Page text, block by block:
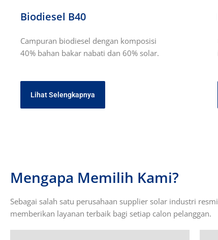
Biodiesel B40
Campuran biodiesel dengan komposisi
40% bahan bakar nabati dan 60% solar.
Lihat Selengkapnya
Mengapa Memilih Kami?
Sebagai salah satu perusahaan supplier solar industri
memberikan layanan terbaik bagi setiap calon pelanggan.